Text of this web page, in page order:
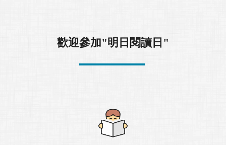
學校可以觀看內容
歡迎參加"明日閱讀日"